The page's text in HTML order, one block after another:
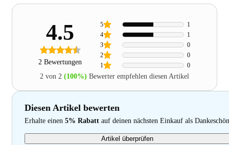
4.5
2 Bewertungen 1 0
2 0
3 0
4 1
5 1
2 von 2 (100%) Bewerter empfehlen diesen Artikel
Diesen Artikel bewerten
Erhalte einen 5% Rabatt auf deinen nächsten Einkauf als Dankeschön
Artikel überprüfen